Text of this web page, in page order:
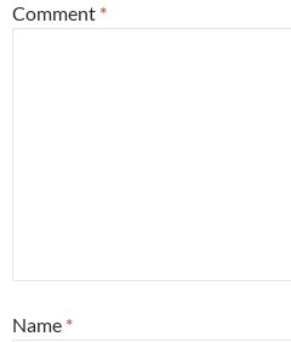
Comment *
Name *